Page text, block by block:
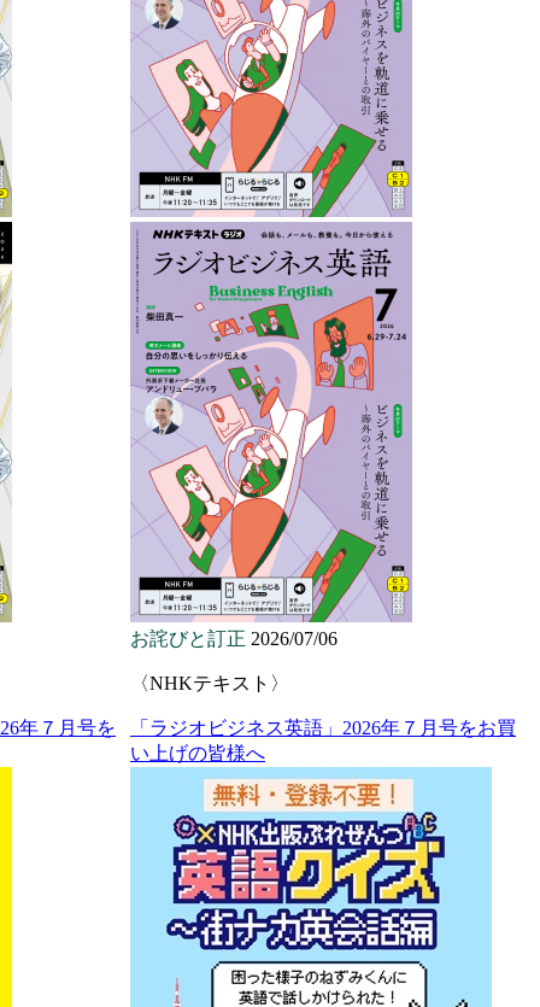
年７月号を
お詫びと訂正 2026/07/06
〈NHKテキスト〉
「ラジオビジネス英語」2026年７月号をお買
い上げの皆様へ